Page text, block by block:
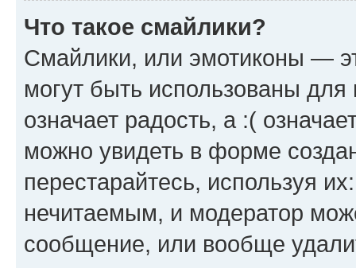
Что такое смайлики?
Смайлики, или эмотиконы —
могут быть использованы
означает радость, а :(
можно увидеть в форме
перестарайтесь, используя
нечитаемым, и модератор
сообщение, или вообще